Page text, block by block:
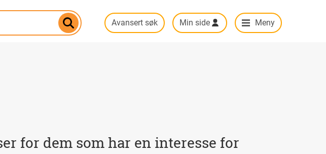
Avansert søk Min side Meny
for dem som har en interesse for